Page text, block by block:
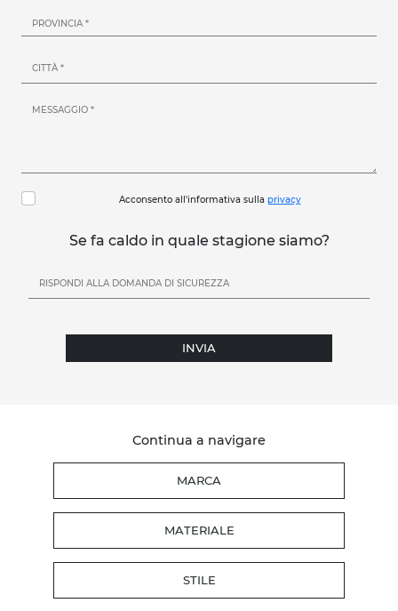
Acconsento all'informativa sulla privacy
Se fa caldo in quale stagione siamo?
INVIA
Continua a navigare
MARCA
MATERIALE
STILE